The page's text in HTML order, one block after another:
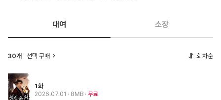
대여 소장
30개 선택 구매 회차순
1화
2026.07.01 · 8MB 무료